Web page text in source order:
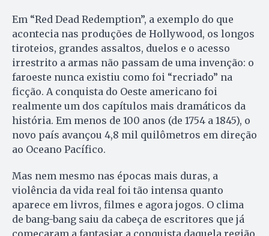
Em “Red Dead Redemption”, a exemplo do que
acontecia nas produções de Hollywood, os longos
tiroteios, grandes assaltos, duelos e o acesso
irrestrito a armas não passam de uma invenção: o
faroeste nunca existiu como foi “recriado” na
ficção. A conquista do Oeste americano foi
realmente um dos capítulos mais dramáticos da
história. Em menos de 100 anos (de 1754 a 1845), o
novo país avançou 4,8 mil quilômetros em direção
ao Oceano Pacífico.
Mas nem mesmo nas épocas mais duras, a
violência da vida real foi tão intensa quanto
aparece em livros, filmes e agora jogos. O clima
de bang-bang saiu da cabeça de escritores que já